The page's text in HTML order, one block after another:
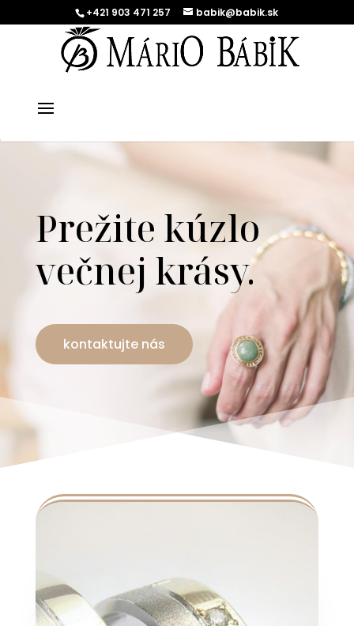
+421 903 471 257 babik@babik.sk
Prežite kúzlo
večnej krásy.
kontaktujte nás